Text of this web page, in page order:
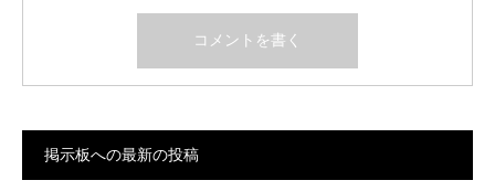
掲示板への最新の投稿